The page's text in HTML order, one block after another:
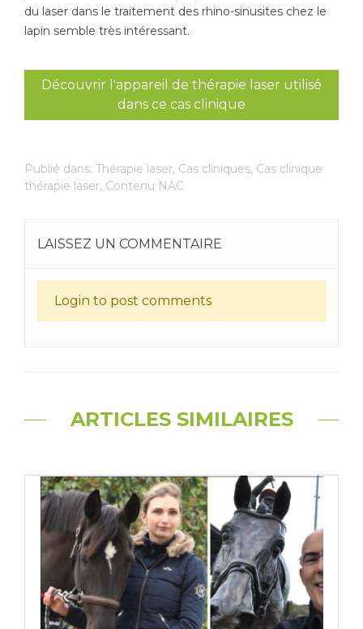
du laser dans le traitement des rhino-sinusites chez le
lapin semble très intéressant.
Découvrir l'appareil de thérapie laser utilisé
dans ce cas clinique
Publié dans: Thérapie laser, Cas cliniques, Cas clinique
thérapie laser, Contenu NAC
LAISSEZ UN COMMENTAIRE
Login to post comments
ARTICLES SIMILAIRES